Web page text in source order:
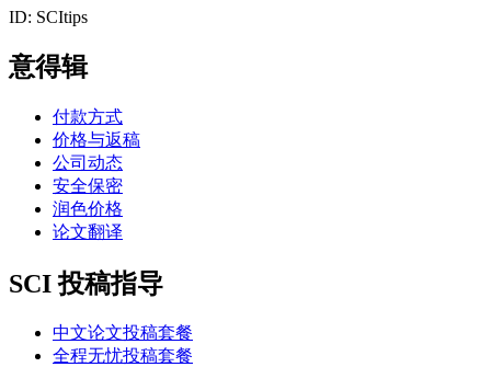
ID: SCItips
意得辑
付款方式
价格与返稿
公司动态
安全保密
润色价格
论文翻译
SCI 投稿指导
中文论文投稿套餐
全程无忧投稿套餐